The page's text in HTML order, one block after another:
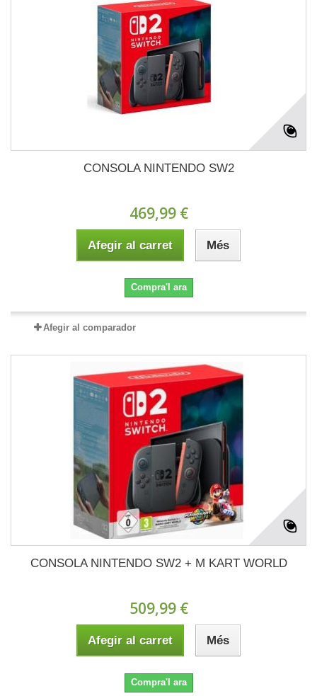
CONSOLA NINTENDO SW2
469,99 €
Afegir al carret Més
Compra'l ara
Afegir al comparador
CONSOLA NINTENDO SW2 + M KART WORLD
509,99 €
Afegir al carret Més
Compra'l ara